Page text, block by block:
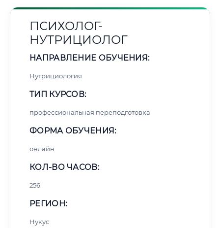
ПСИХОЛОГ-
НУТРИЦИОЛОГ
НАПРАВЛЕНИЕ ОБУЧЕНИЯ:
Нутрициология
ТИП КУРСОВ:
профессиональная переподготовка
ФОРМА ОБУЧЕНИЯ:
онлайн
КОЛ-ВО ЧАСОВ:
256
РЕГИОН:
Нукус